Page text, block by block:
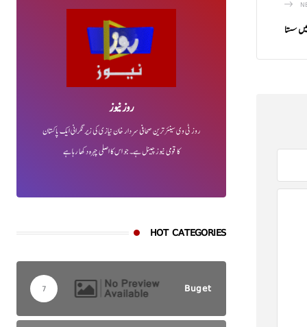
سستا
روز نیوز
روز ٹی وی سینئر ترین صحافی سردار خان نیازی کی زیر نگرانی ایک پاکستان
کا قومی نیوز چینل ہے۔ جو اس کا اصلی چہرہ دکھا رہا ہے
HOT CATEGORIES
Buget
7